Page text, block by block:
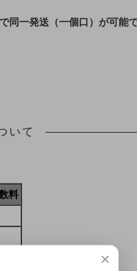
一発送（一個口）が可能
いて
料
×